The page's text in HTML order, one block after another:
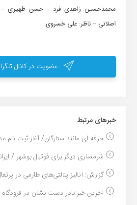
محمدحسین زاهدی فرد – حسن ظهیری –
اصلانی – ناظر: علی خسروی
عضویت در کانال
خبر‌های مرتبط
حرفه ای مانند ستارگان/ آغاز ثبت
شرمساری دیگر برای فوتبال بوشهر /
گزارش: آنالیز پنالتی‌های طارمی در
آخرین خبر:نادر دست نشان در